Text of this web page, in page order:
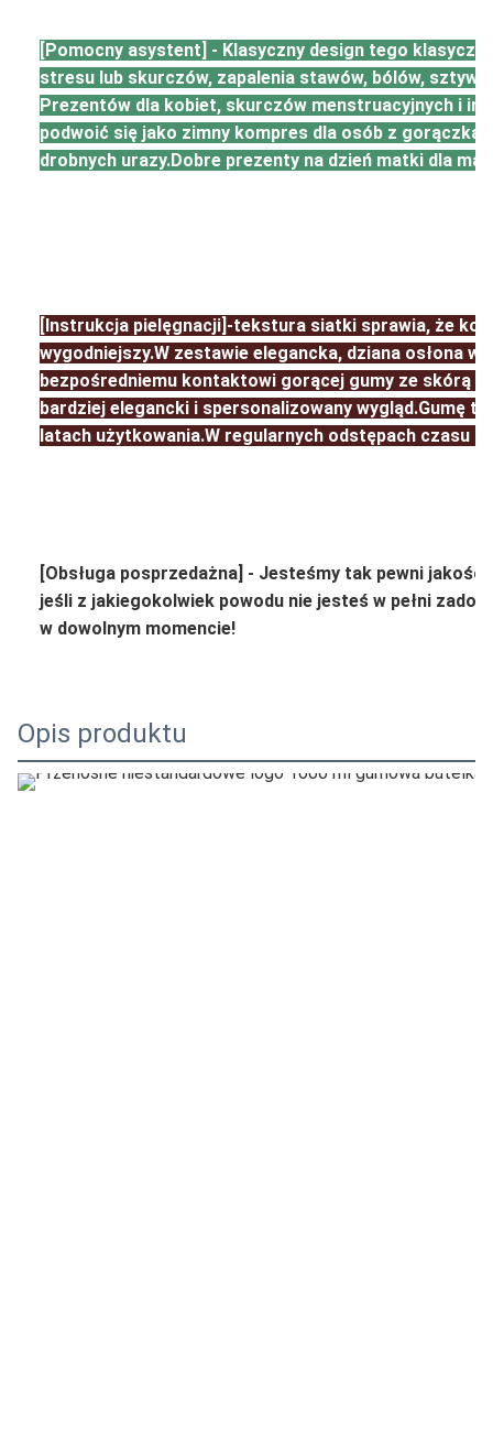
[Pomocny asystent] - Klasyczny design tego
stresu lub skurczów, zapalenia stawów, bólów,
Prezentów dla kobiet, skurczów menstruacyjnych i
podwoić się jako zimny kompres dla osób z gorączką
drobnych urazy.Dobre prezenty na dzień matki dla
[Instrukcja pielęgnacji]-tekstura siatki sprawia, że
wygodniejszy.W zestawie elegancka, dziana osłona
bezpośredniemu kontaktowi gorącej gumy ze skórą i
bardziej elegancki i spersonalizowany wygląd.Gumę
latach użytkowania.W regularnych odstępach czasu
[Obsługa posprzedażna] - Jesteśmy tak pewni
jeśli z jakiegokolwiek powodu nie jesteś w pełni
w dowolnym momencie!
Opis produktu